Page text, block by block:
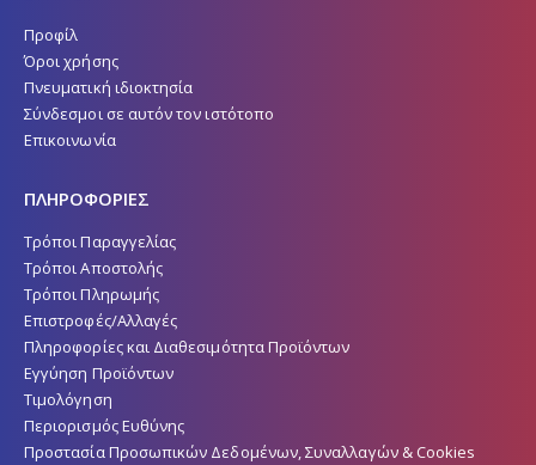
Προφίλ
Όροι χρήσης
Πνευματική ιδιοκτησία
Σύνδεσμοι σε αυτόν τον ιστότοπο
Επικοινωνία
ΠΛΗΡΟΦΟΡΙΕΣ
Τρόποι Παραγγελίας
Τρόποι Αποστολής
Τρόποι Πληρωμής
Επιστροφές/Αλλαγές
Πληροφορίες και Διαθεσιμότητα Προϊόντων
Εγγύηση Προϊόντων
Τιμολόγηση
Περιορισμός Ευθύνης
Προστασία Προσωπικών Δεδομένων, Συναλλαγών & Cookies